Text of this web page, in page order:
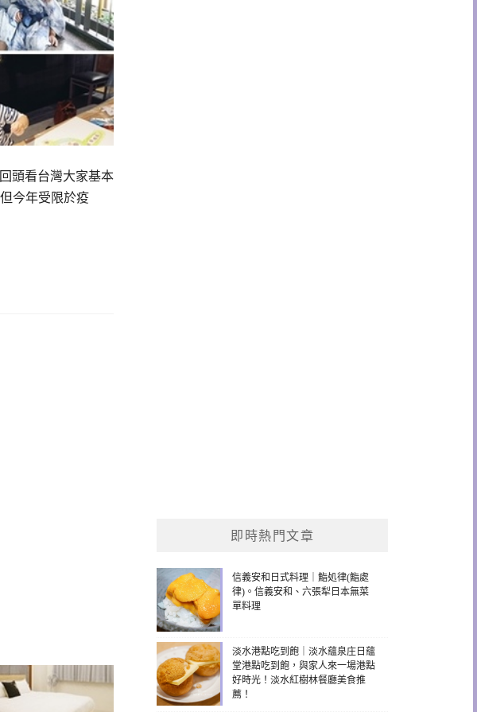
頭看台灣大家基本
今年受限於疫
即時熱門文章
信義安和日式料理｜鮨処律(鮨處
律)。信義安和、六張犁日本無菜
單料理
淡水港點吃到飽｜淡水蘊泉庄日蘊
堂港點吃到飽，與家人來一場港點
好時光！淡水紅樹林餐廳美食推
薦！